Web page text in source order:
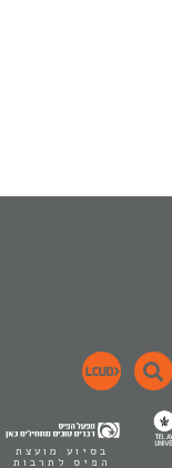
בסיוע מועצת
הפיס לתרבות